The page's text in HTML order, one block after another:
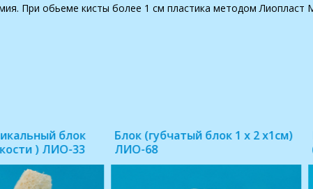
При обьеме кисты более 1 см пластика методом Лиопласт
блоки RBB
Костные Блоки)
Клин (бикортикальный блок
подвздошной кости) ЛИО-